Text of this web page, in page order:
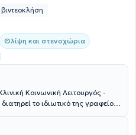
Θλίψη και στενοχώρια
Κοινωνική Λειτουργός -
το ιδιωτικό της γραφείο
Ιδρύματος Αθήνας.